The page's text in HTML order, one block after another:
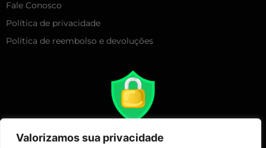
Valorizamos sua privacidade
Fale Conosco
Política de privacidade
Política de reembolso e devoluções